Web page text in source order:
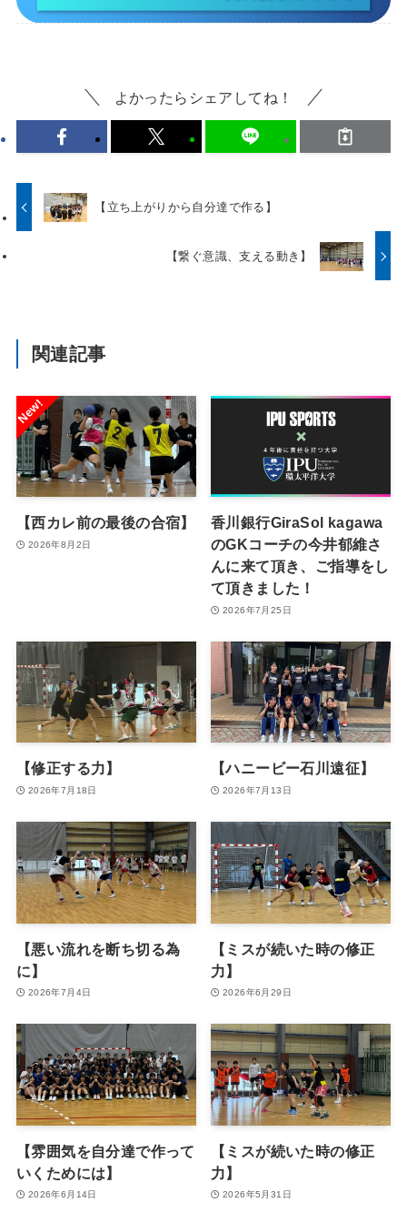
よかったらシェアしてね！
【立ち上がりから自分達で作る】
【繋ぐ意識、支える動き】
関連記事
【西カレ前の最後の合宿】
2026年8月2日
香川銀行GiraSol kagawa
のGKコーチの今井郁維さ
んに来て頂き、ご指導をし
て頂きました！
2026年7月25日
【修正する力】
2026年7月18日
【ハニービー石川遠征】
2026年7月13日
【悪い流れを断ち切る為
に】
2026年7月4日
【ミスが続いた時の修正
力】
2026年6月29日
【雰囲気を自分達で作って
いくためには】
2026年6月14日
【ミスが続いた時の修正
力】
2026年5月31日